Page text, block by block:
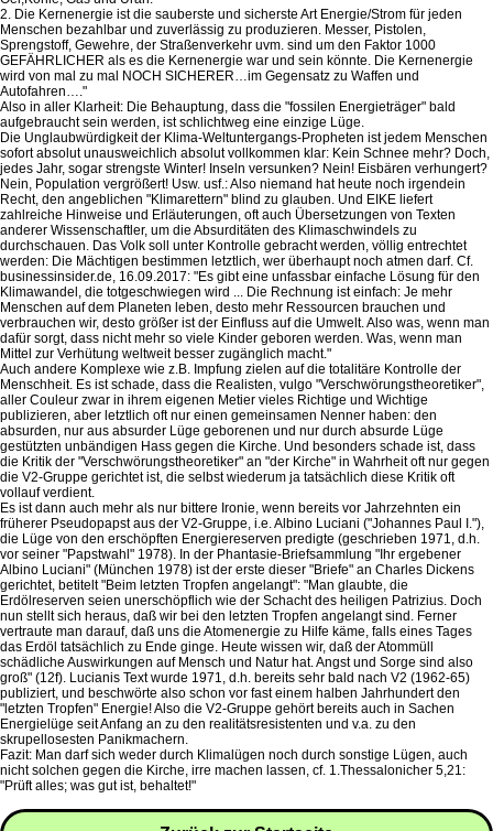
2. Die Kernenergie ist die sauberste und sicherste Art Energie/Strom für jeden
Menschen bezahlbar und zuverlässig zu produzieren. Messer, Pistolen,
Sprengstoff, Gewehre, der Straßenverkehr uvm. sind um den Faktor 1000
GEFÄHRLICHER als es die Kernenergie war und sein könnte. Die Kernenergie
wird von mal zu mal NOCH SICHERER…im Gegensatz zu Waffen und
Autofahren…."
Also in aller Klarheit: Die Behauptung, dass die "fossilen Energieträger" bald
aufgebraucht sein werden, ist schlichtweg eine einzige Lüge.
Die Unglaubwürdigkeit der Klima-Weltuntergangs-Propheten ist jedem Menschen
sofort absolut unausweichlich absolut vollkommen klar: Kein Schnee mehr? Doch,
jedes Jahr, sogar strengste Winter! Inseln versunken? Nein! Eisbären verhungert?
Nein, Population vergrößert! Usw. usf.: Also niemand hat heute noch irgendein
Recht, den angeblichen "Klimarettern" blind zu glauben. Und EIKE liefert
zahlreiche Hinweise und Erläuterungen, oft auch Übersetzungen von Texten
anderer Wissenschaftler, um die Absurditäten des Klimaschwindels zu
durchschauen. Das Volk soll unter Kontrolle gebracht werden, völlig entrechtet
werden: Die Mächtigen bestimmen letztlich, wer überhaupt noch atmen darf. Cf.
businessinsider.de, 16.09.2017: "Es gibt eine unfassbar einfache Lösung für den
Klimawandel, die totgeschwiegen wird ... Die Rechnung ist einfach: Je mehr
Menschen auf dem Planeten leben, desto mehr Ressourcen brauchen und
verbrauchen wir, desto größer ist der Einfluss auf die Umwelt. Also was, wenn man
dafür sorgt, dass nicht mehr so viele Kinder geboren werden. Was, wenn man
Mittel zur Verhütung weltweit besser zugänglich macht."
Auch andere Komplexe wie z.B. Impfung zielen auf die totalitäre Kontrolle der
Menschheit. Es ist schade, dass die Realisten, vulgo "Verschwörungstheoretiker",
aller Couleur zwar in ihrem eigenen Metier vieles Richtige und Wichtige
publizieren, aber letztlich oft nur einen gemeinsamen Nenner haben: den
absurden, nur aus absurder Lüge geborenen und nur durch absurde Lüge
gestützten unbändigen Hass gegen die Kirche. Und besonders schade ist, dass
die Kritik der "Verschwörungstheoretiker" an "der Kirche" in Wahrheit oft nur gegen
die V2-Gruppe gerichtet ist, die selbst wiederum ja tatsächlich diese Kritik oft
vollauf verdient.
Es ist dann auch mehr als nur bittere Ironie, wenn bereits vor Jahrzehnten ein
früherer Pseudopapst aus der V2-Gruppe, i.e. Albino Luciani ("Johannes Paul I."),
die Lüge von den erschöpften Energiereserven predigte (geschrieben 1971, d.h.
vor seiner "Papstwahl" 1978). In der Phantasie-Briefsammlung "Ihr ergebener
Albino Luciani" (München 1978) ist der erste dieser "Briefe" an Charles Dickens
gerichtet, betitelt "Beim letzten Tropfen angelangt": "Man glaubte, die
Erdölreserven seien unerschöpflich wie der Schacht des heiligen Patrizius. Doch
nun stellt sich heraus, daß wir bei den letzten Tropfen angelangt sind. Ferner
vertraute man darauf, daß uns die Atomenergie zu Hilfe käme, falls eines Tages
das Erdöl tatsächlich zu Ende ginge. Heute wissen wir, daß der Atommüll
schädliche Auswirkungen auf Mensch und Natur hat. Angst und Sorge sind also
groß" (12f). Lucianis Text wurde 1971, d.h. bereits sehr bald nach V2 (1962-65)
publiziert, und beschwörte also schon vor fast einem halben Jahrhundert den
"letzten Tropfen" Energie! Also die V2-Gruppe gehört bereits auch in Sachen
Energielüge seit Anfang an zu den realitätsresistenten und v.a. zu den
skrupellosesten Panikmachern.
Fazit: Man darf sich weder durch Klimalügen noch durch sonstige Lügen, auch
nicht solchen gegen die Kirche, irre machen lassen, cf. 1.Thessalonicher 5,21:
"Prüft alles; was gut ist, behaltet!"